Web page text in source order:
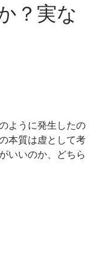
？実な
ように発生したの
本質は虚として考
いいのか、どちら
は虚なのか？実なの